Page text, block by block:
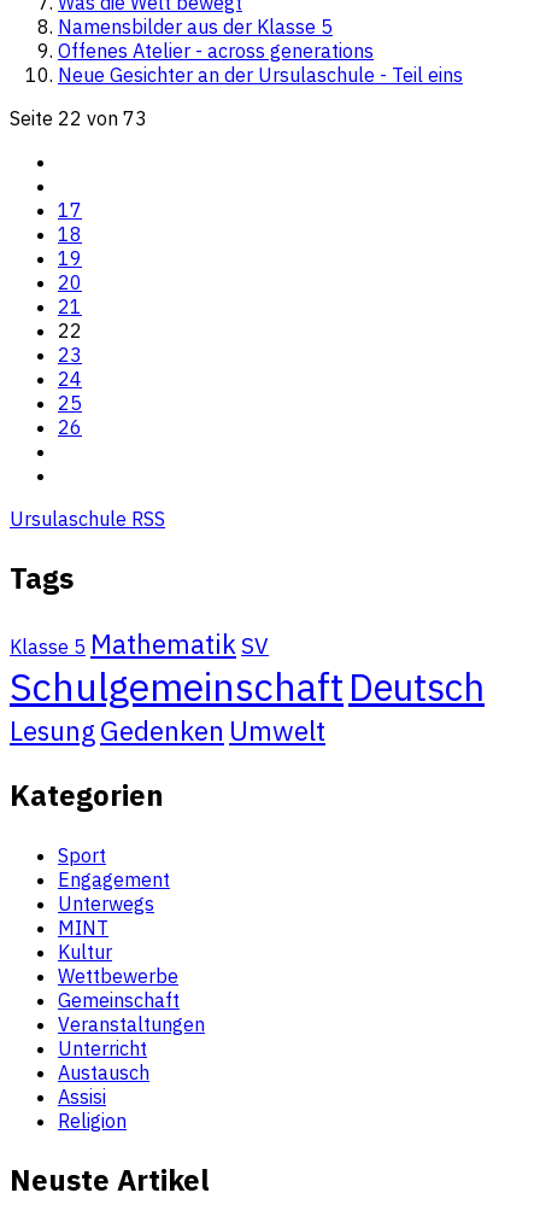
Namensbilder aus der Klasse 5
Offenes Atelier - across generations
Neue Gesichter an der Ursulaschule - Teil eins
Seite 22 von 73
17
18
19
20
21
22
23
24
25
26
Ursulaschule RSS
Tags
Klasse 5 MathematikSV
SchulgemeinschaftDeutsch
LesungGedenken Umwelt
Kategorien
Sport
Engagement
Unterwegs
MINT
Kultur
Wettbewerbe
Gemeinschaft
Veranstaltungen
Unterricht
Austausch
Assisi
Religion
Neuste Artikel